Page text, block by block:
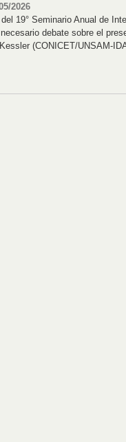
2026
19° Seminario Anual de
debate sobre el
(CONICET/UNSAM-